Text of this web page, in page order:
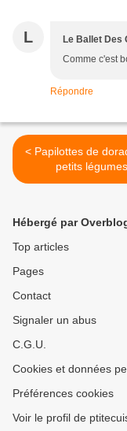
L Le Ballet Des
Comme c'est
Répondre
< Papilottes de dorade aux
petits légumes
Hébergé par
Top articles
Pages
Contact
Signaler un abus
C.G.U.
Cookies et données
Préférences cookies
Voir le profil de